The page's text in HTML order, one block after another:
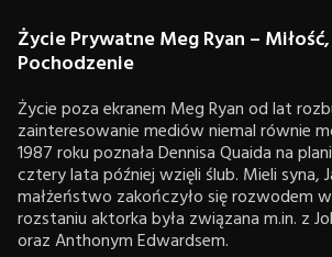
Życie Prywatne Meg Ryan –
Pochodzenie
Życie poza ekranem Meg Ryan od lat
zainteresowanie mediów niemal równie
1987 roku poznała Dennisa Quaida na
cztery lata później wzięli ślub. Mieli syna,
małżeństwo zakończyło się rozwodem
rozstaniu aktorka była związana m.in. z
oraz Anthonym Edwardsem.